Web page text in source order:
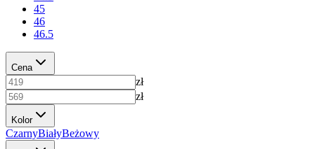
45
46
46.5
Cena
zł
zł
Kolor
CzarnyBiałyBeżowy